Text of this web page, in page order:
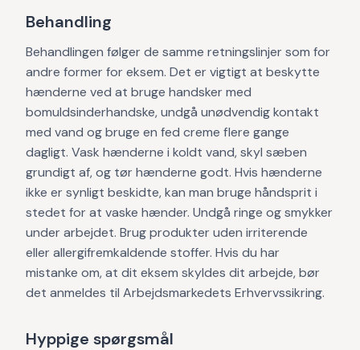
Behandling
Behandlingen følger de samme retningslinjer som for
andre former for eksem. Det er vigtigt at beskytte
hænderne ved at bruge handsker med
bomuldsinderhandske, undgå unødvendig kontakt
med vand og bruge en fed creme flere gange
dagligt. Vask hænderne i koldt vand, skyl sæben
grundigt af, og tør hænderne godt. Hvis hænderne
ikke er synligt beskidte, kan man bruge håndsprit i
stedet for at vaske hænder. Undgå ringe og smykker
under arbejdet. Brug produkter uden irriterende
eller allergifremkaldende stoffer. Hvis du har
mistanke om, at dit eksem skyldes dit arbejde, bør
det anmeldes til Arbejdsmarkedets Erhvervssikring.
Hyppige spørgsmål